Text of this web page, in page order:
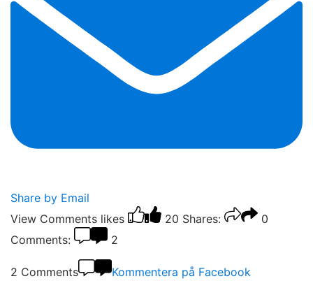
Share by Email
View Comments likes 20 Shares:
0
Comments:
2
2 Comments Kommentera på Facebook